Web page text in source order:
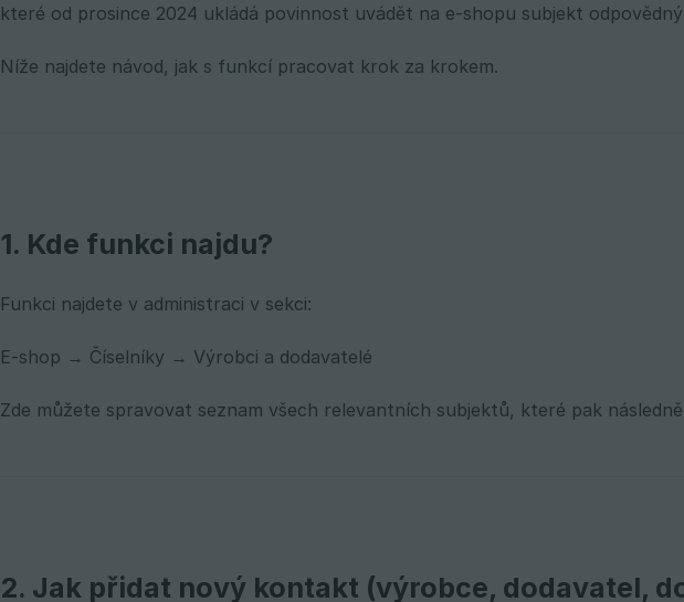
které od prosince 2024 ukládá povinnost uvádět na e-shopu subjekt
Níže najdete návod, jak s funkcí pracovat krok za krokem.
1. Kde funkci najdu?
Funkci najdete v administraci v sekci:
E-shop → Číselníky → Výrobci a dodavatelé
Zde můžete spravovat seznam všech relevantních subjektů, které pak
2. Jak přidat nový kontakt (výrobce, dodavatel,